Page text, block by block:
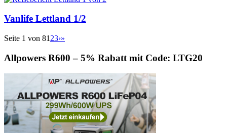
Vanlife Lettland 1/2
Seite 1 von 81 23›»
Allpowers R600 – 5% Rabatt mit Code: LTG20